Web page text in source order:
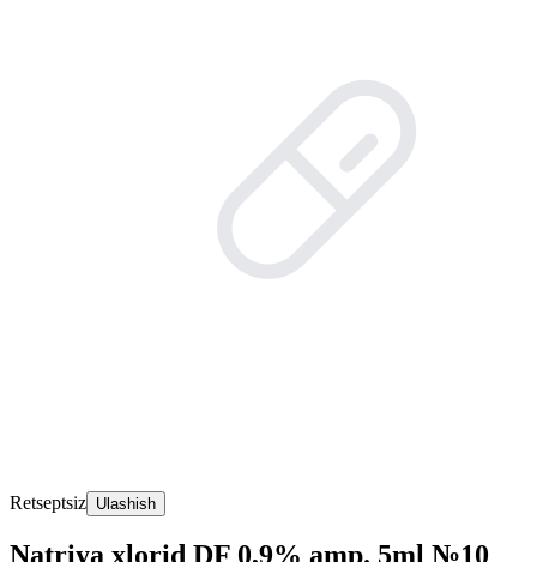
Retseptsiz Ulashish
Natriya xlorid DF 0,9% amp. 5ml №10